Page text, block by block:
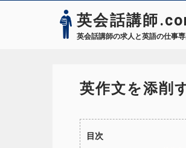
英会話講師
英会話講師の求人と英語の仕事
英作文を添削
目次